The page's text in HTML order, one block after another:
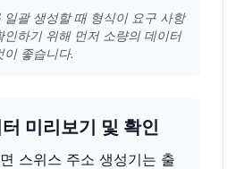
일괄 생성할 때 형식이 요구 사항
인하기 위해 먼저 소량의 데이터
이 좋습니다.
미리보기 및 확인
스위스 주소 생성기는 출